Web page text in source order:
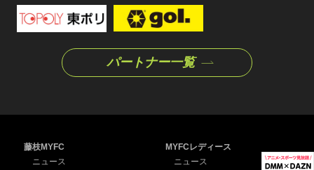
パートナー一覧
藤枝MYFC
ニュース
MYFCレディース
ニュース